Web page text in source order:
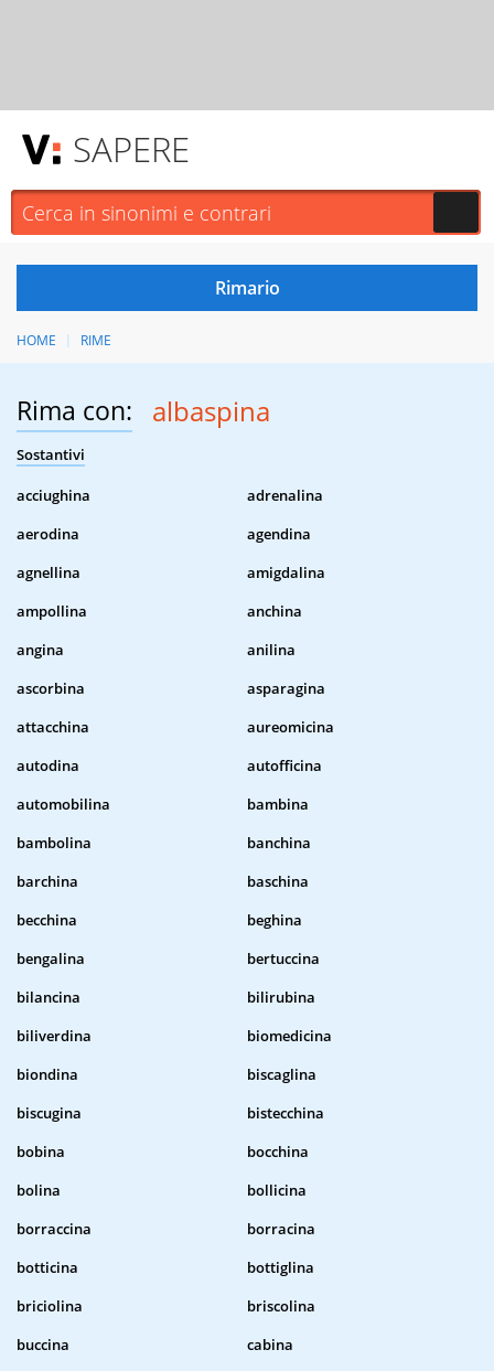
SAPERE
HOME RIME
Rima con: albaspina
Sostantivi
acciughina
adrenalina
aerodina
agendina
agnellina
amigdalina
ampollina
anchina
angina
anilina
ascorbina
asparagina
attacchina
aureomicina
autodina
autofficina
automobilina
bambina
bambolina
banchina
barchina
baschina
becchina
beghina
bengalina
bertuccina
bilancina
bilirubina
biliverdina
biomedicina
biondina
biscaglina
biscugina
bistecchina
bobina
bocchina
bolina
bollicina
borraccina
borracina
botticina
bottiglina
briciolina
briscolina
buccina
cabina